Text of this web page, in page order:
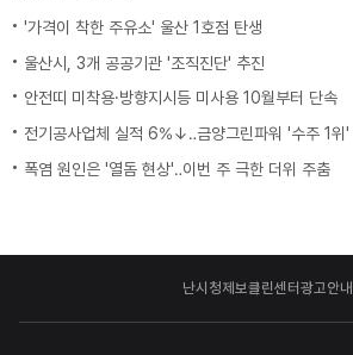
'가격이 착한 주유소' 울산 1호점 탄생
울산시, 3개 공공기관 '조직진단' 추진
안전띠 미착용·방향지시등 미사용 10월부터 단속
전기공사업체 실적 6%↓‥금양그린파워 '수주 1위'
폭염 원인은 '열돔 현상'‥이번 주 극한 더위 주춤
난시청제보클린센터광고안내